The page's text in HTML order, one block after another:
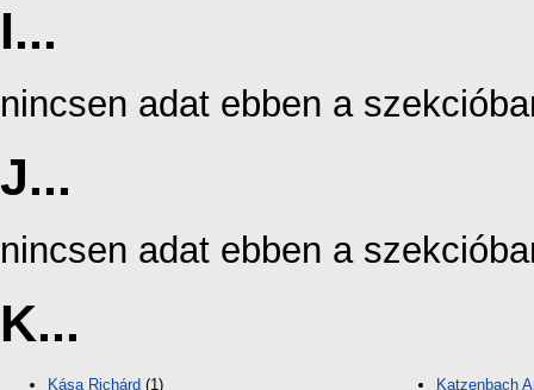
I...
nincsen adat ebben a
J...
nincsen adat ebben a
K...
Kása Richárd (1) Katzenbach